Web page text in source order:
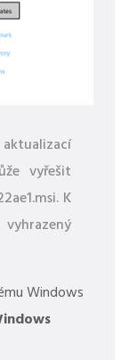
vyřešit
K
Windows